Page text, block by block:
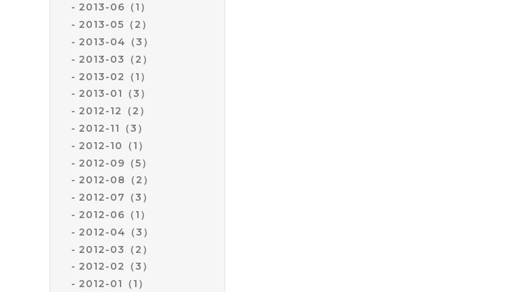
2013-06（1）
2013-05（2）
2013-04（3）
2013-03（2）
2013-02（1）
2013-01（3）
2012-12（2）
2012-11（3）
2012-10（1）
2012-09（5）
2012-08（2）
2012-07（3）
2012-06（1）
2012-04（3）
2012-03（2）
2012-02（3）
2012-01（1）